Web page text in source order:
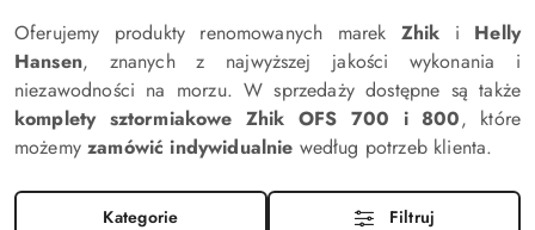
Oferujemy produkty renomowanych marek Zhik i Helly
Hansen, znanych z najwyższej jakości wykonania i
niezawodności na morzu. W sprzedaży dostępne są także
komplety sztormiakowe Zhik OFS 700 i 800, które
możemyzamówić indywidualnie według potrzeb klienta.
Kategorie Filtruj